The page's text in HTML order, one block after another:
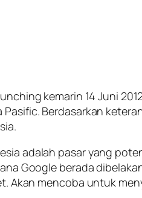
kemarin 14 Juni
Berdasarkan
adalah pasar yang
Google berada
Akan mencoba untuk